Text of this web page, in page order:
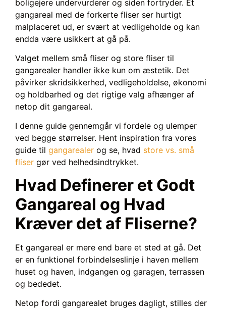
boligejere undervurderer og siden fortryder. Et
gangareal med de forkerte fliser ser hurtigt
malplaceret ud, er svært at vedligeholde og kan
endda være usikkert at gå på.
Valget mellem små fliser og store fliser til
gangarealer handler ikke kun om æstetik. Det
påvirker skridsikkerhed, vedligeholdelse, økonomi
og holdbarhed og det rigtige valg afhænger af
netop dit gangareal.
I denne guide gennemgår vi fordele og ulemper
ved begge størrelser. Hent inspiration fra vores
guide til gangarealer og se, hvad store vs. små
fliser gør ved helhedsindtrykket.
Hvad Definerer et Godt
Gangareal og Hvad
Kræver det af Fliserne?
Et gangareal er mere end bare et sted at gå. Det
er en funktionel forbindelseslinje i haven mellem
huset og haven, indgangen og garagen, terrassen
og bededet.
Netop fordi gangarealet bruges dagligt, stilles der